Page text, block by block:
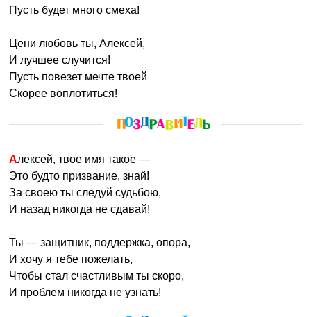
Пусть будет много смеха!
Цени любовь ты, Алексей,
И лучшее случится!
Пусть повезет мечте твоей
Скорее воплотиться!
Алексей, твое имя такое —
Это будто призвание, знай!
За своею ты следуй судьбою,
И назад никогда не сдавай!
Ты — защитник, поддержка, опора,
И хочу я тебе пожелать,
Чтобы стал счастливым ты скоро,
И проблем никогда не узнать!